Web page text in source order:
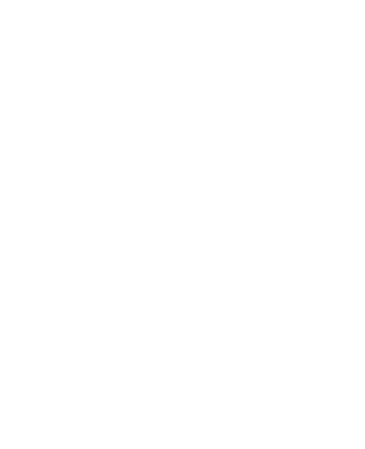
mevcut ise
değişikliğiyle ilgili
edildiğinden film